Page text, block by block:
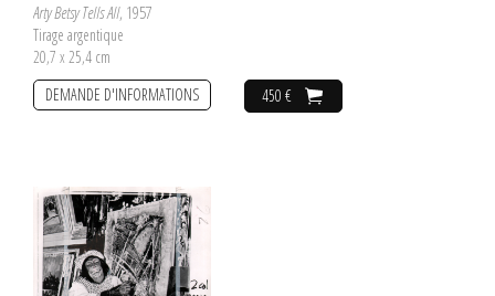
Arty Betsy Tells All, 1957
Tirage argentique
20,7 x 25,4 cm
450 €
DEMANDE D'INFORMATIONS